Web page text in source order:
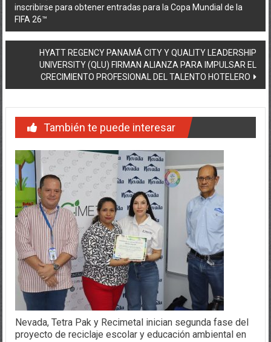
entradas
UNIVERSITY (QLU) FIRMAN ALIANZA PARA IMPULSAR EL
CRECIMIENTO PROFESIONAL DEL TALENTO HOTELERO
Nevada, Tetra Pak y Recimetal inician segunda fase del
proyecto de reciclaje escolar y educación ambiental en
Chiriquí
26 de marzo de 2026 Editor Domingo Trent 0